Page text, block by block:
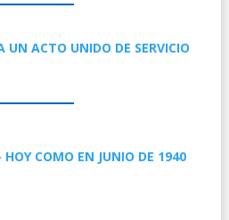
UN ACTO UNIDO DE SERVICIO
COMO EN JUNIO DE 1940